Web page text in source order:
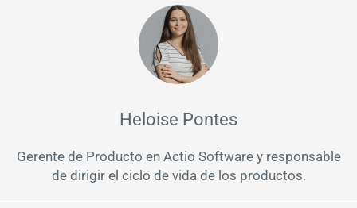
Heloise Pontes
Gerente de Producto en Actio Software y responsable
de dirigir el ciclo de vida de los productos.